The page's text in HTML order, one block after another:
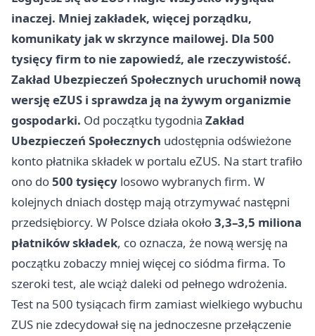
inaczej. Mniej zakładek, więcej porządku,
komunikaty jak w skrzynce mailowej. Dla 500
tysięcy firm to nie zapowiedź, ale rzeczywistość.
Zakład Ubezpieczeń Społecznych uruchomił nową
wersję eZUS i sprawdza ją na żywym organizmie
gospodarki. Od początku tygodnia Zakład
Ubezpieczeń Społecznych udostępnia odświeżone
konto płatnika składek w portalu eZUS. Na start trafiło
ono do500 tysięcy losowo wybranych firm. W
kolejnych dniach dostęp mają otrzymywać następni
przedsiębiorcy. W Polsce działa około3,3–3,5 miliona
płatników składek, co oznacza, że nową wersję na
początku zobaczy mniej więcej co siódma firma. To
szeroki test, ale wciąż daleki od pełnego wdrożenia.
Test na 500 tysiącach firm zamiast wielkiego wybuchu
ZUS nie zdecydował się na jednoczesne przełączenie